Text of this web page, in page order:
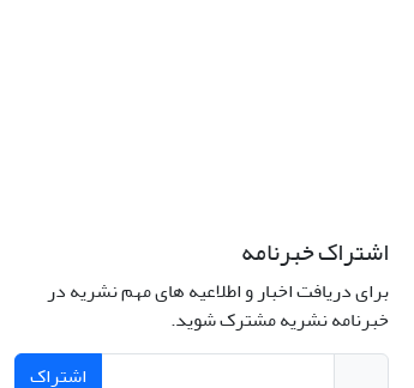
اشتراک خبرنامه
برای دریافت اخبار و اطلاعیه های مهم نشریه در
خبرنامه نشریه مشترک شوید.
اشتراک